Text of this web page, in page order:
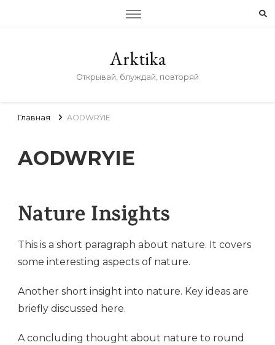
Arktika
Открывай, блуждай, повторяй
Главная AODWRYIE
AODWRYIE
Nature Insights
This is a short paragraph about nature. It covers
some interesting aspects of nature.
Another short insight into nature. Key ideas are
briefly discussed here.
A concluding thought about nature to round